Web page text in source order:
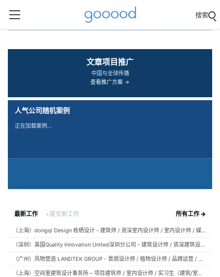
搜索
文章项目推广
中国与全球传播
查看推广方案 →
人气公司随机案例
正在加载案例…
最新工作 +提交新工作 所有工作 →
（上海）dongqi Design 栋栖设计 - 建筑师 / 资深室内设计师 / 室内设计师 / 媒体及公共关系主管 / 设计实习生（常年招聘）
（深圳）英国Quality Innovation United深圳分公司 - 建筑设计师 / 资深建筑设计师 / 室内设计师 / 设计实习生
（广州）风物营造 LANDTEK GROUP - 景观设计师 / 植物设计师 / 品牌运营 / 实习生
（上海）空间里建筑设计事务所 – 项目建筑师 / 室内设计师 / 实习生（建筑/室内）